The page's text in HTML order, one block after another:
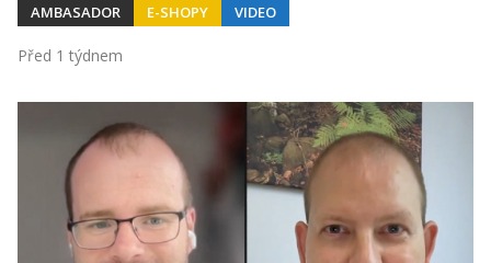
AMBASADOR E-SHOPY VIDEO
Před 1 týdnem